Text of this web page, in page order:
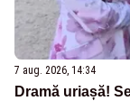
7 aug. 2026, 14:34
Dramă uriașă!